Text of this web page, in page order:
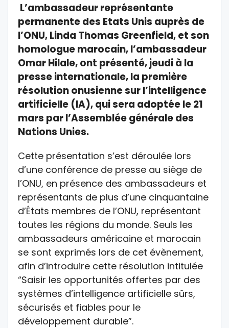
L’ambassadeur représentante
permanente des Etats Unis auprès de
l’ONU, Linda Thomas Greenfield, et son
homologue marocain, l’ambassadeur
Omar Hilale, ont présenté, jeudi à la
presse internationale, la première
résolution onusienne sur l’intelligence
artificielle (IA), qui sera adoptée le 21
mars par l’Assemblée générale des
Nations Unies.
Cette présentation s’est déroulée lors
d’une conférence de presse au siège de
l’ONU, en présence des ambassadeurs et
représentants de plus d’une cinquantaine
d’États membres de l’ONU, représentant
toutes les régions du monde. Seuls les
ambassadeurs américaine et marocain
se sont exprimés lors de cet évènement,
afin d’introduire cette résolution intitulée
“Saisir les opportunités offertes par des
systèmes d’intelligence artificielle sûrs,
sécurisés et fiables pour le
développement durable”.